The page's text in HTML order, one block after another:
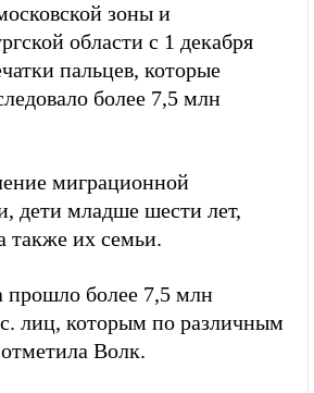
зоны и
области с 1 декабря
пальцев, которые
более 7,5 млн
миграционной
дети младше шести лет,
также их семьи.
прошло более 7,5 млн
лиц, которым по различным
Волк.